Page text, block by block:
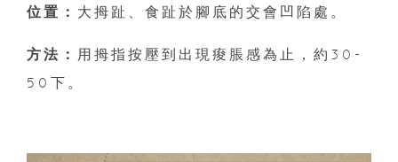
位置： 大拇趾、食趾於腳底的交會凹陷處。
方法：
用拇指按壓到出現痠脹感為止，約30-
50下。